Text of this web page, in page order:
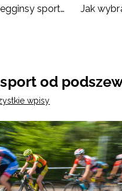
Wygodne legginsy sportowe dla dzieci
od
wpisy